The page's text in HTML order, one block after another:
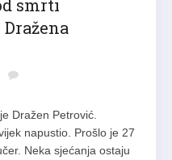
smrti
Dražen Petrović.
napustio. Prošlo je 27
Neka sjećanja ostaju